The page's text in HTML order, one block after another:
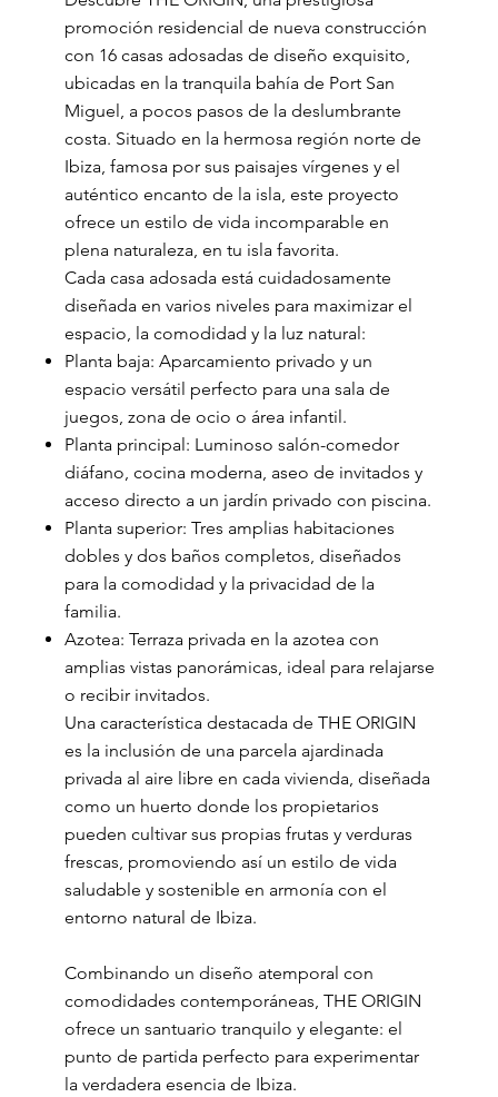
promoción residencial de nueva construcción
con 16 casas adosadas de diseño exquisito,
ubicadas en la tranquila bahía de Port San
Miguel, a pocos pasos de la deslumbrante
costa. Situado en la hermosa región norte de
Ibiza, famosa por sus paisajes vírgenes y el
auténtico encanto de la isla, este proyecto
ofrece un estilo de vida incomparable en
plena naturaleza, en tu isla favorita.
Cada casa adosada está cuidadosamente
diseñada en varios niveles para maximizar el
espacio, la comodidad y la luz natural:
Planta baja: Aparcamiento privado y un
espacio versátil perfecto para una sala de
juegos, zona de ocio o área infantil.
Planta principal: Luminoso salón-comedor
diáfano, cocina moderna, aseo de invitados y
acceso directo a un jardín privado con piscina.
Planta superior: Tres amplias habitaciones
dobles y dos baños completos, diseñados
para la comodidad y la privacidad de la
familia.
Azotea: Terraza privada en la azotea con
amplias vistas panorámicas, ideal para relajarse
o recibir invitados.
Una característica destacada de THE ORIGIN
es la inclusión de una parcela ajardinada
privada al aire libre en cada vivienda, diseñada
como un huerto donde los propietarios
pueden cultivar sus propias frutas y verduras
frescas, promoviendo así un estilo de vida
saludable y sostenible en armonía con el
entorno natural de Ibiza.
Combinando un diseño atemporal con
comodidades contemporáneas, THE ORIGIN
ofrece un santuario tranquilo y elegante: el
punto de partida perfecto para experimentar
la verdadera esencia de Ibiza.